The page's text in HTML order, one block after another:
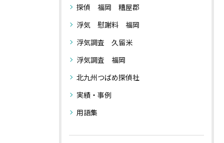
探偵 福岡 糟屋郡
浮気 慰謝料 福岡
浮気調査 久留米
浮気調査 福岡
北九州つばめ探偵社
実績・事例
用語集